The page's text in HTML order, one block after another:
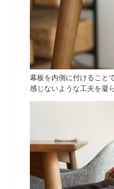
幕板を内側に付けること
感じないような工夫を凝